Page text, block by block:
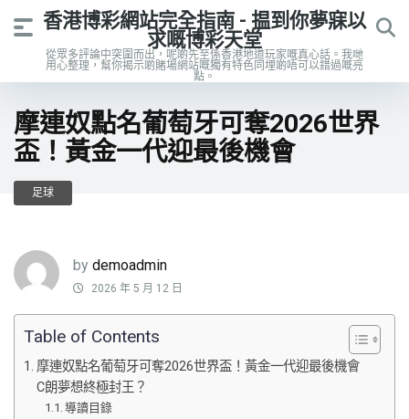
香港博彩網站完全指南 - 揾到你夢寐以
求嘅博彩天堂
從眾多評論中突圍而出，呢啲先至係香港地道玩家嘅真心話。我哋
用心整理，幫你揭示啲賭場網站嘅獨有特色同埋啲唔可以錯過嘅亮
點。
摩連奴點名葡萄牙可奪2026世界
盃！黃金一代迎最後機會
足球
by demoadmin
2026 年 5 月 12 日
Table of Contents
摩連奴點名葡萄牙可奪2026世界盃！黃金一代迎最後機會
C朗夢想終極封王？
導讀目錄